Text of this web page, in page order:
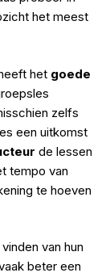
het meest
het goede
zelfs
een uitkomst
de lessen
tempo van
te hoeven
van hun
beter een